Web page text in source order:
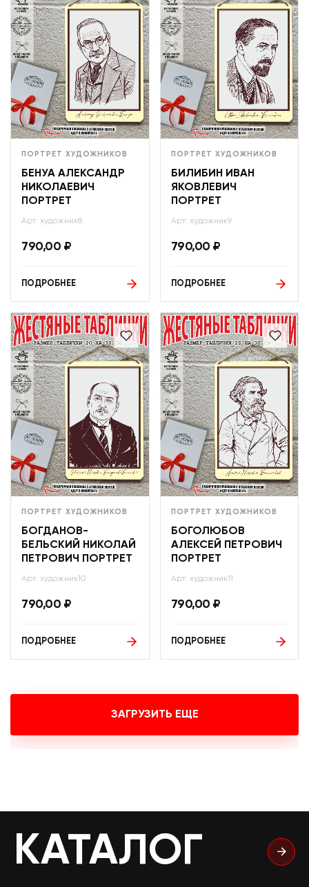
ПОРТРЕТ ХУДОЖНИКОВ
БЕНУА АЛЕКСАНДР
НИКОЛАЕВИЧ
ПОРТРЕТ
Арт: художник8
790,00 ₽
ПОДРОБНЕЕ
ПОРТРЕТ ХУДОЖНИКОВ
БИЛИБИН ИВАН
ЯКОВЛЕВИЧ
ПОРТРЕТ
Арт: художник9
790,00 ₽
ПОДРОБНЕЕ
ПОРТРЕТ ХУДОЖНИКОВ
БОГДАНОВ-
БЕЛЬСКИЙ НИКОЛАЙ
ПЕТРОВИЧ ПОРТРЕТ
Арт: художник10
790,00 ₽
ПОДРОБНЕЕ
ПОРТРЕТ ХУДОЖНИКОВ
БОГОЛЮБОВ
АЛЕКСЕЙ ПЕТРОВИЧ
ПОРТРЕТ
Арт: художник11
790,00 ₽
ПОДРОБНЕЕ
ЗАГРУЗИТЬ ЕЩЕ
КАТАЛОГ